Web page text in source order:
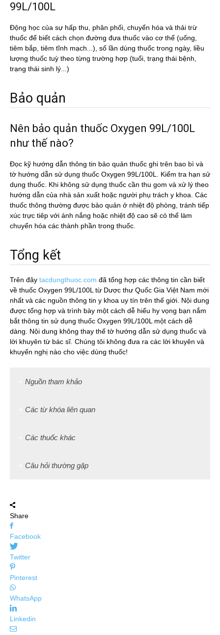
99L/100L
Động học của sự hấp thu, phân phối, chuyển hóa và thải trừ
thuốc để biết cách chọn đường đưa thuốc vào cơ thể (uống,
tiêm bắp, tiêm tĩnh mạch...), số lần dùng thuốc trong ngày, liều
lượng thuốc tuỳ theo từng trường hợp (tuổi, trạng thái bệnh,
trạng thái sinh lý...)
Bảo quản
Nên bảo quản thuốc Oxygen 99L/100L
như thế nào?
Đọc kỹ hướng dẫn thông tin bảo quản thuốc ghi trên bao bì và
tờ hướng dẫn sử dụng thuốc Oxygen 99L/100L. Kiểm tra hạn sử
dụng thuốc. Khi không sử dụng thuốc cần thu gom và xử lý theo
hướng dẫn của nhà sản xuất hoặc người phụ trách y khoa. Các
thuốc thông thường được bảo quản ở nhiệt độ phòng, tránh tiếp
xúc trực tiêp với ánh nắng hoặc nhiệt độ cao sẽ có thể làm
chuyển hóa các thành phần trong thuốc.
Tổng kết
Trên đây tacdungthuoc.com đã tổng hợp các thông tin cần biết
về thuốc Oxygen 99L/100L từ Dược thư Quốc Gia Việt Nam mới
nhất và các nguồn thông tin y khoa uy tín trên thế giới. Nội dung
được tổng hợp và trình bày một cách dễ hiểu hy vọng bạn nắm
bắt thông tin sử dụng thuốc Oxygen 99L/100L một cách dễ
dàng. Nội dung không thay thế tờ hướng dẫn sử dụng thuốc và
lời khuyên từ bác sĩ. Chúng tôi không đưa ra các lời khuyên và
khuyến nghị nào cho việc dùng thuốc!
Nguồn tham khảo
Các từ khóa liên quan
Các thuốc khác
Câu hỏi thường gặp
Share
Facebook
Twitter
Pinterest
WhatsApp
Linkedin